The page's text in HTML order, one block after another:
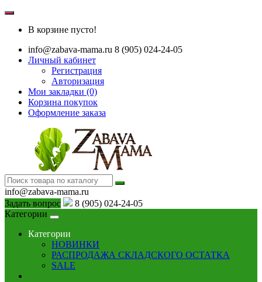
В корзине пусто!
info@zabava-mama.ru 8 (905) 024-24-05
Личный кабинет
Регистрация
Авторизация
Мои закладки (0)
Корзина покупок
Оформление заказа
info@zabava-mama.ru
Задать вопрос
8 (905) 024-24-05
Категории
Категории
НОВИНКИ
РАСПРОДАЖА СКЛАДСКОГО ОСТАТКА
SALE